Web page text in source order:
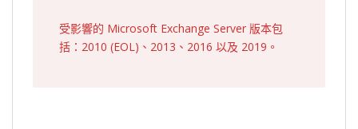
受影響的 Microsoft Exchange Server 版本包
括：2010 (EOL)、2013、2016 以及 2019。